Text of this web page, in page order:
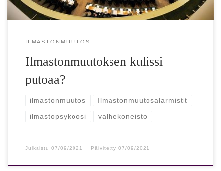
ILMASTONMUUTOS
Ilmastonmuutoksen kulissi
putoaa?
ilmastonmuutos Ilmastonmuutosalarmistit
ilmastopsykoosi valhekoneisto
Julkaistu 07/09/2021 Päivitetty 07/09/2021